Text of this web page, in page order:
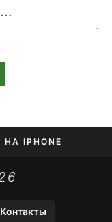
НА IPHONE
Контакты